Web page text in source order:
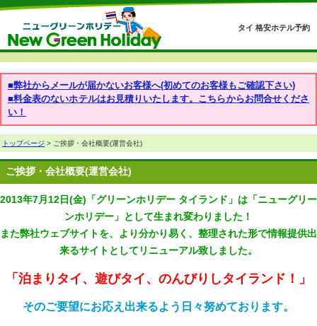
タイ 格安ホテル予約
■弊社からメールが届かないお客様へ(初めてのお客様もご確認下さい)
■料金表のないホテルはお見積りいたします。こちらからお問合せくださ
い！
トップページ > ご挨拶・会社概要(運営会社)
ご挨拶・会社概要(運営会社)
2013年7月12日(金)「グリーンホリデー タイランド」は「ニューグリー
ンホリデー」として生まれ変わりました！
また弊社ウェブサイトを、より分かり易く、整理された形で情報提供出
来るサイトとしてリニューアル致しました。
「泊まりタイ、遊びタイ、のんびりしタイランド！」
そのご要望にお応え出来るよう日々努めております。